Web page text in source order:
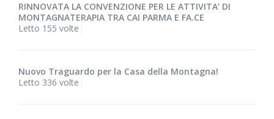
RINNOVATA LA CONVENZIONE PER LE ATTIVITA’ DI
MONTAGNATERAPIA TRA CAI PARMA E FA.CE
Letto 155 volte
Nuovo Traguardo per la Casa della Montagna!
Letto 336 volte